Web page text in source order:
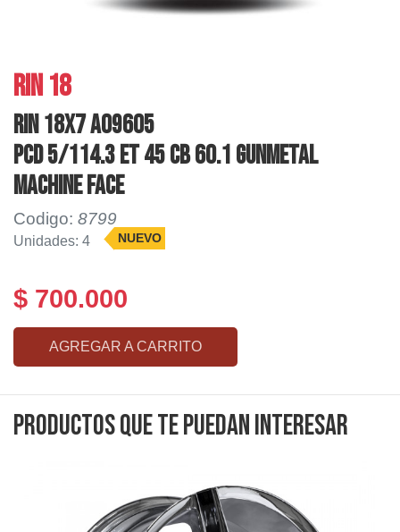
RIN 18
RIN 18X7 AO9605
PCD 5/114.3 ET 45 CB 60.1 GUNMETAL
MACHINE FACE
Codigo: 8799
Unidades: 4 NUEVO
$ 700.000
AGREGAR A CARRITO
Productos que te puedan interesar